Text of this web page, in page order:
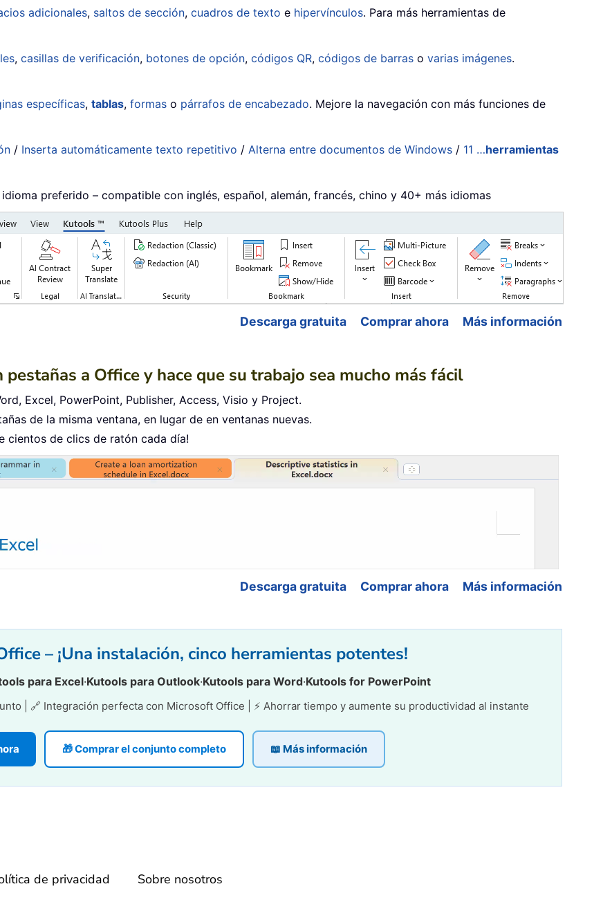
adicionales, saltos de sección, cuadros de texto e hipervínculos. Para más herramientas de
, casillas de verificación, botones de opción, códigos QR, códigos de barras o varias imágenes.
específicas, tablas, formas o párrafos de encabezado. Mejore la navegación con más funciones de
/ Inserta automáticamente texto repetitivo / Alterna entre documentos de Windows / 11 …herramientas
idioma preferido – compatible con inglés, español, alemán, francés, chino y 40+ más idiomas
Descarga gratuita Comprar ahora Más información
a Office y hace que su trabajo sea mucho más fácil
Excel, PowerPoint, Publisher, Access, Visio y Project.
de la misma ventana, en lugar de en ventanas nuevas.
cientos de clics de ratón cada día!
Descarga gratuita Comprar ahora Más información
– ¡Una instalación, cinco herramientas potentes!
para Excel·Kutools para Outlook·Kutools para Word·Kutools for PowerPoint
| 🔗 Integración perfecta con Microsoft Office | ⚡ Ahorrar tiempo y aumente su productividad al instante
🎁 Comprar el conjunto completo 📖 Más información
de privacidad Sobre nosotros